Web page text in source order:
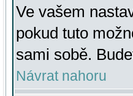
Ve vašem
pokud tuto
sami sobě.
Návrat nahoru